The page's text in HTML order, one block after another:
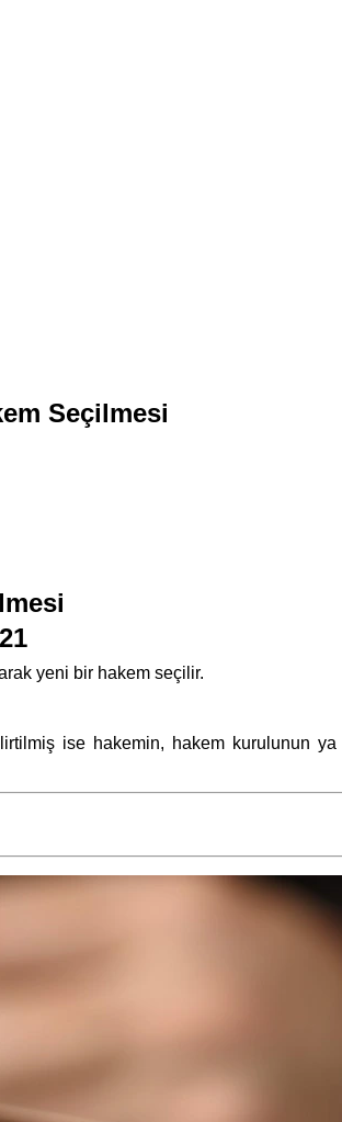
Seçilmesi
yeni bir hakem seçilir.
ise hakemin, hakem kurulunun